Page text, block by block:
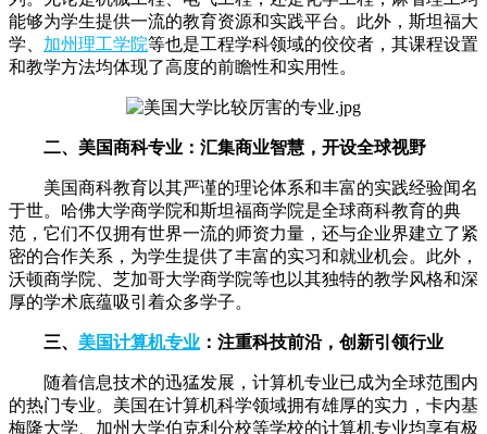
能够为学生提供一流的教育资源和实践平台。此外，斯坦福大
学、 加州理工学院等也是工程学科领域的佼佼者，其课程设置
和教学方法均体现了高度的前瞻性和实用性。
二、美国商科专业：汇集商业智慧，开设全球视野
美国商科教育以其严谨的理论体系和丰富的实践经验闻名
于世。哈佛大学商学院和斯坦福商学院是全球商科教育的典
范，它们不仅拥有世界一流的师资力量，还与企业界建立了紧
密的合作关系，为学生提供了丰富的实习和就业机会。此外，
沃顿商学院、芝加哥大学商学院等也以其独特的教学风格和深
厚的学术底蕴吸引着众多学子。
三、 美国计算机专业 ：注重科技前沿，创新引领行业
随着信息技术的迅猛发展，计算机专业已成为全球范围内
的热门专业。美国在计算机科学领域拥有雄厚的实力，卡内基
梅隆大学、加州大学伯克利分校等学校的计算机专业均享有极